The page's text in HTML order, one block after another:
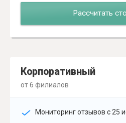
Рассчитать
Корпоративный
от 6 филиалов
Мониторинг отзывов с 25